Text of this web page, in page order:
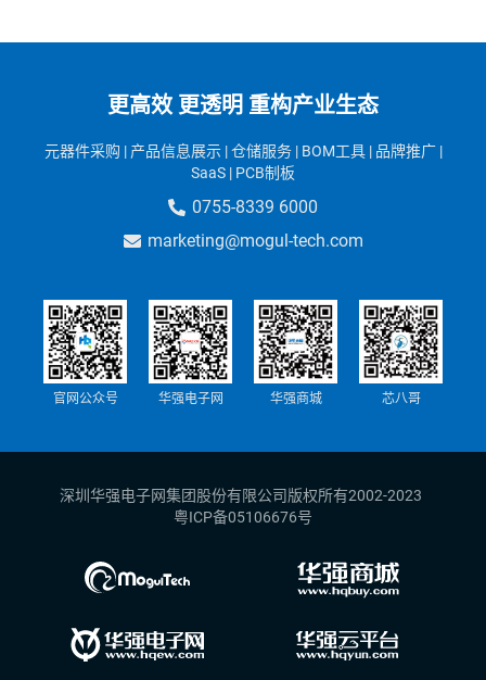
更高效 更透明 重构产业生态
元器件采购 | 产品信息展示 | 仓储服务 | BOM工具 | 品牌推广 |
SaaS | PCB制板
0755-8339 6000
marketing@mogul-tech.com
官网公众号 华强电子网 华强商城 芯八哥
深圳华强电子网集团股份有限公司版权所有2002-2023
粤ICP备05106676号